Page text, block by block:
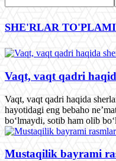
SHE'RLAR TO'PLAMI
Vaqt, vaqt qadri
Vaqt, vaqt qadri haqida
hayotidagi eng bebaho
bo‘lmaydi, sotib ham olib
Mustaqilik bayrami